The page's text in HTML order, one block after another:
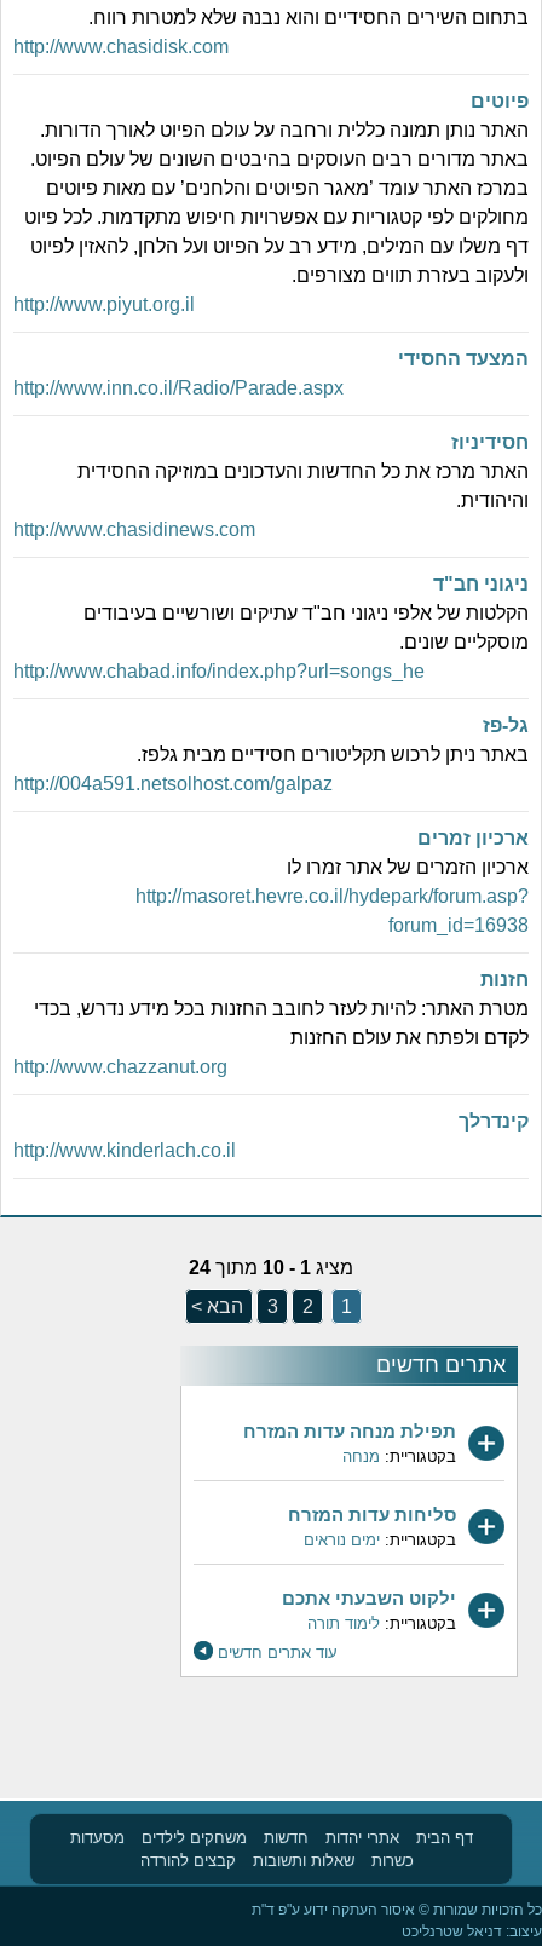
אתרים חדשים
תפילת מנחה עדות המזרח
בקטגוריית: מנחה
סליחות עדות המזרח
בקטגוריית: ימים נוראים
ילקוט השבעתי אתכם
בקטגוריית: לימוד תורה
עוד אתרים חדשים
בתחום השירים החסידיים והוא נבנה שלא למטרות רווח.
http://www.chasidisk.com
פיוטים
האתר נותן תמונה כללית ורחבה על עולם הפיוט לאורך הדורות.
באתר מדורים רבים העוסקים בהיבטים השונים של עולם הפיוט.
במרכז האתר עומד ’מאגר הפיוטים והלחנים’ עם מאות פיוטים
מחולקים לפי קטגוריות עם אפשרויות חיפוש מתקדמות. לכל פיוט
דף משלו עם המילים, מידע רב על הפיוט ועל הלחן, להאזין לפיוט
ולעקוב בעזרת תווים מצורפים.
http://www.piyut.org.il
המצעד החסידי
http://www.inn.co.il/Radio/Parade.aspx
חסידיניוז
האתר מרכז את כל החדשות והעדכונים במוזיקה החסידית
והיהודית.
http://www.chasidinews.com
ניגוני חב"ד
הקלטות של אלפי ניגוני חב"ד עתיקים ושורשיים בעיבודים
מוסקליים שונים.
http://www.chabad.info/index.php?url=songs_he
גל-פז
באתר ניתן לרכוש תקליטורים חסידיים מבית גלפז.
http://004a591.netsolhost.com/galpaz
ארכיון זמרים
ארכיון הזמרים של אתר זמרו לו
http://masoret.hevre.co.il/hydepark/forum.asp?
forum_id=16938
חזנות
מטרת האתר: להיות לעזר לחובב החזנות בכל מידע נדרש, בכדי
לקדם ולפתח את עולם החזנות
http://www.chazzanut.org
קינדרלך
http://www.kinderlach.co.il
מציג 1 - 10 מתוך 24
1
2
3 הבא >
דף הבית אתרי יהדות חדשות משחקים לילדים
מסעדות
כשרות
שאלות ותשובות קבצים להורדה
כל הזכויות שמורות © איסור העתקה ידוע ע"פ ד"ת
עיצוב: דניאל שטרנליכט